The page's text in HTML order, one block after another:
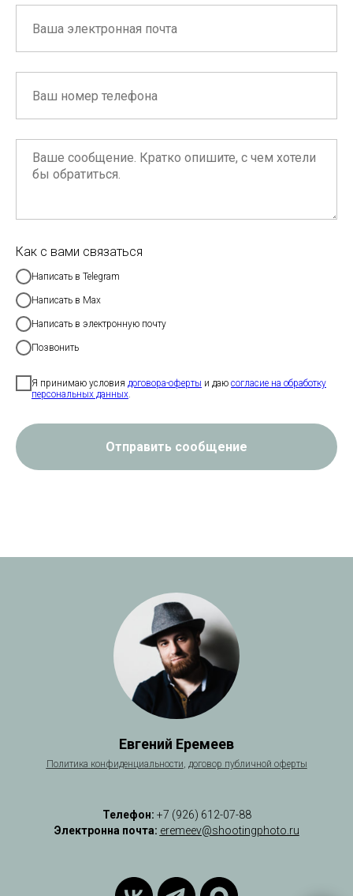
Как с вами связаться
Написать в Telegram
Написать в Max
Написать в электронную почту
Позвонить
Я принимаю условия договора-оферты и даю согласие на обработку
персональных данных
Отправить сообщение
Евгений Еремеев
Политика конфиденциальности, договор публичной оферты
Телефон: +7 (926) 612-07-88
Электронна почта: eremeev@shootingphoto.ru